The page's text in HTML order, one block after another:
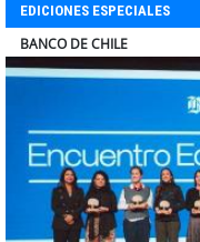
EDICIONES ESPECIALES
COLEGIO RÍO LOA